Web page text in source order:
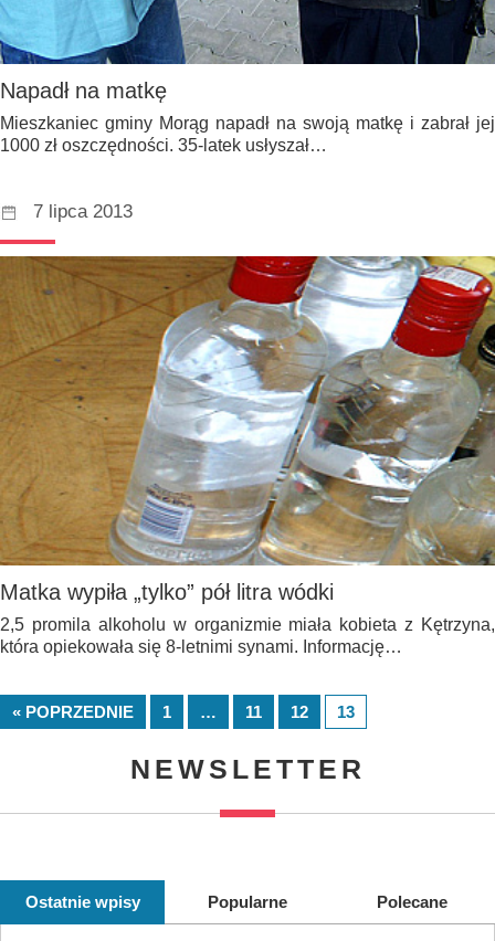
Napadł na matkę
Mieszkaniec gminy Morąg napadł na swoją matkę i zabrał jej
1000 zł oszczędności. 35-latek usłyszał…
7 lipca 2013
Matka wypiła „tylko” pół litra wódki
2,5 promila alkoholu w organizmie miała kobieta z Kętrzyna,
która opiekowała się 8-letnimi synami. Informację…
« POPRZEDNIE 1 … 11 12 13
NEWSLETTER
Ostatnie wpisy Popularne Polecane